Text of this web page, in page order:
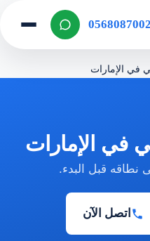
0568087002
في الإمارات
في الإمارات
نطاقه قبل البدء.
اتصل الآن